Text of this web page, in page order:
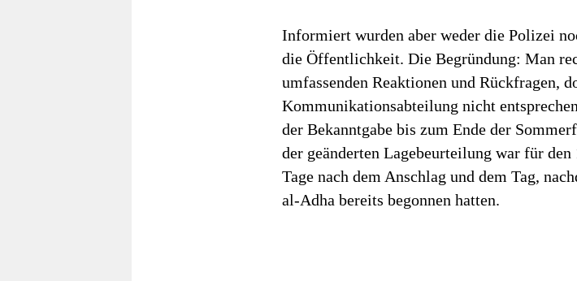
Informiert wurden aber weder die Polizei
die Öffentlichkeit. Die Begründung: Man
umfassenden Reaktionen und Rückfragen,
Kommunikationsabteilung nicht
der Bekanntgabe bis zum Ende der
der geänderten Lagebeurteilung war für
Tage nach dem Anschlag und dem Tag,
al-Adha bereits begonnen hatten.